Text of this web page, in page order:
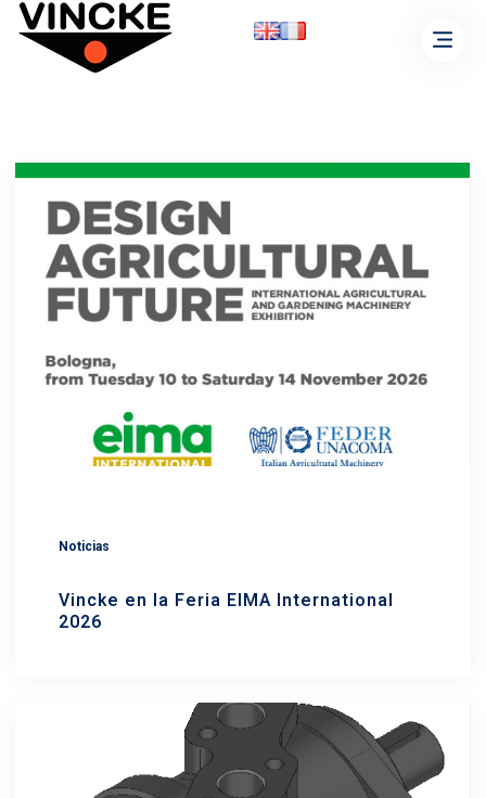
Noticias
Vincke en la Feria EIMA International
2026